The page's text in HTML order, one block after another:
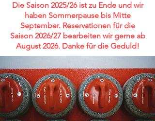
Die Saison 2025/26 ist zu Ende und wir
haben Sommerpause bis Mitte
September. Reservationen für die
Saison 2026/27 bearbeiten wir gerne ab
August 2026. Danke für die Geduld!